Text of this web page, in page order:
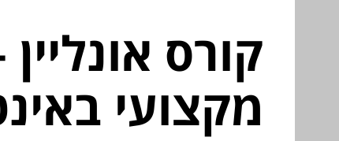
קורס
מקצועי